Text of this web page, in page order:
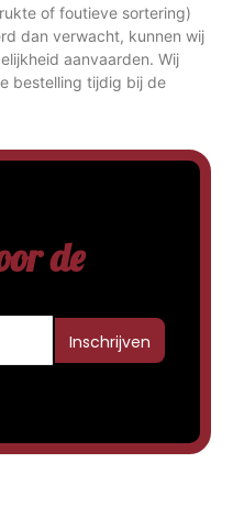
of foutieve sortering)
dan verwacht, kunnen wij
aanvaarden. Wij
bestelling tijdig bij de
de
Inschrijven